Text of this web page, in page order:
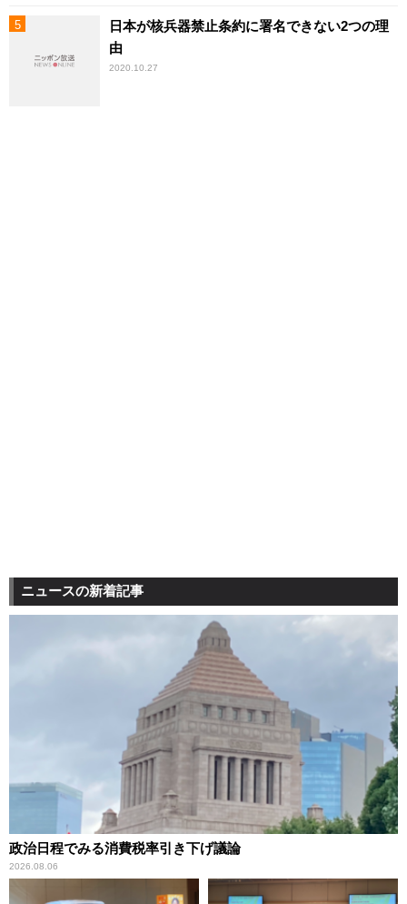
日本が核兵器禁止条約に署名できない2つの理
由
2020.10.27
ニュースの新着記事
政治日程でみる消費税率引き下げ議論
2026.08.06